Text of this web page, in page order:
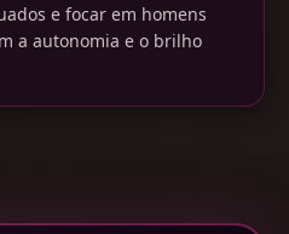
e focar em homens
a autonomia e o brilho